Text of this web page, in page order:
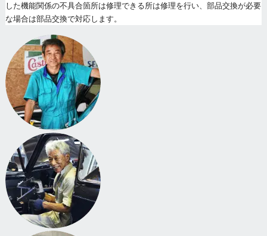
した機能関係の不具合箇所は修理できる所は修理を行い、部品交換が必要
な場合は部品交換で対応します。